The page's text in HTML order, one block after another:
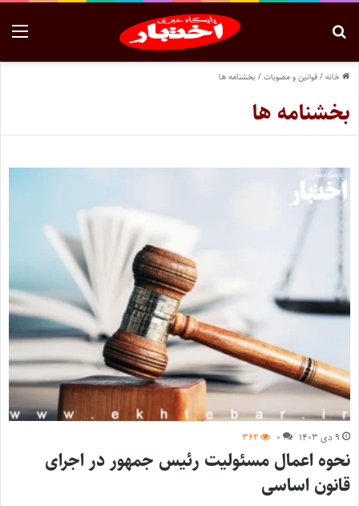
خانه/قوانین و مصوبات/بخشنامه ها
بخشنامه ها
۹ دی ۱۴۰۳ ۰ ۳۶۲
نحوه اعمال مسئولیت رئیس جمهور در اجرای
قانون اساسی